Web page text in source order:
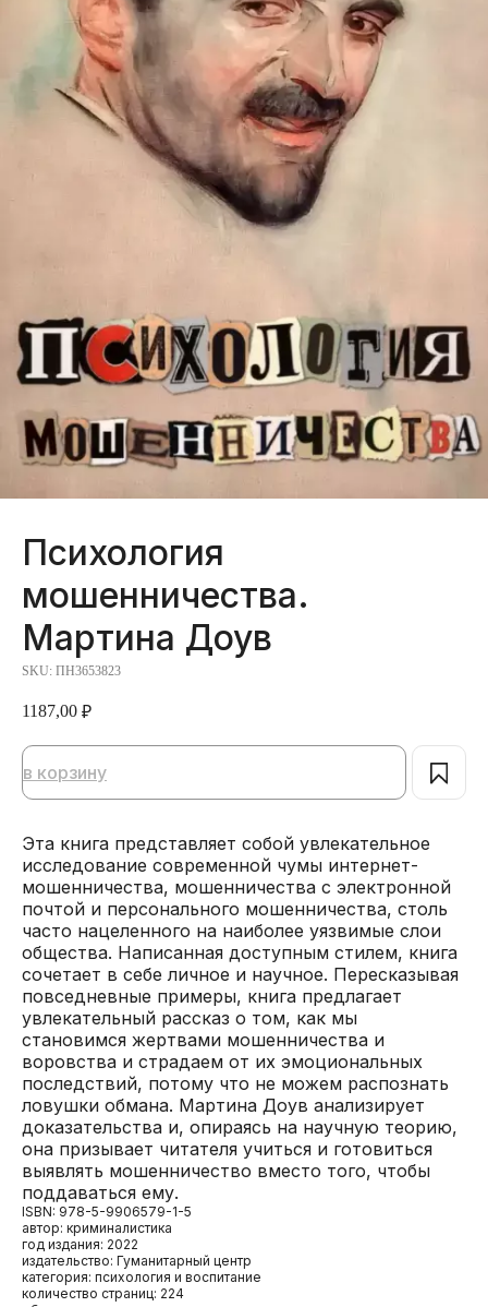
Психология
мошенничества.
Мартина Доув
SKU: ПН3653823
1187,00 ₽
в корзину
Эта книга представляет собой увлекательное
исследование современной чумы интернет-
мошенничества, мошенничества с электронной
почтой и персонального мошенничества, столь
часто нацеленного на наиболее уязвимые слои
общества. Написанная доступным стилем, книга
сочетает в себе личное и научное. Пересказывая
повседневные примеры, книга предлагает
увлекательный рассказ о том, как мы
становимся жертвами мошенничества и
воровства и страдаем от их эмоциональных
последствий, потому что не можем распознать
ловушки обмана. Мартина Доув анализирует
доказательства и, опираясь на научную теорию,
она призывает читателя учиться и готовиться
выявлять мошенничество вместо того, чтобы
поддаваться ему.
ISBN: 978-5-9906579-1-5
автор: криминалистика
год издания: 2022
издательство: Гуманитарный центр
категория: психология и воспитание
количество страниц: 224